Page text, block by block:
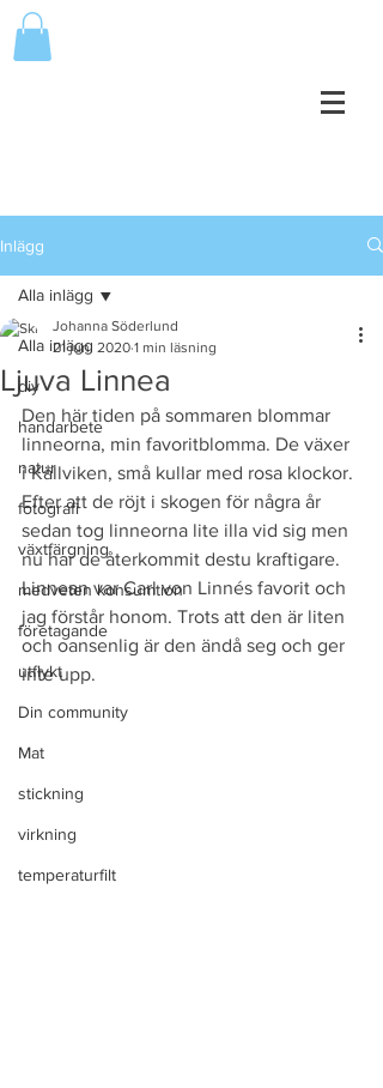
Inlägg
Alla inlägg
diy
handarbete
natur
fotografi
växtfärgning
medveten konsumtion
företagande
utflykt
Din community
Mat
stickning
virkning
temperaturfilt
Alla inlägg
Ljuva Linnea
Johanna Söderlund
21 juni 2020 1 min läsning
Den här tiden på sommaren blommar
linneorna, min favoritblomma. De växer
i Källviken, små kullar med rosa klockor.
Efter att de röjt i skogen för några år
sedan tog linneorna lite illa vid sig men
nu har de återkommit destu kraftigare.
Linnean var Carl von Linnés favorit och
jag förstår honom. Trots att den är liten
och oansenlig är den ändå seg och ger
inte upp.